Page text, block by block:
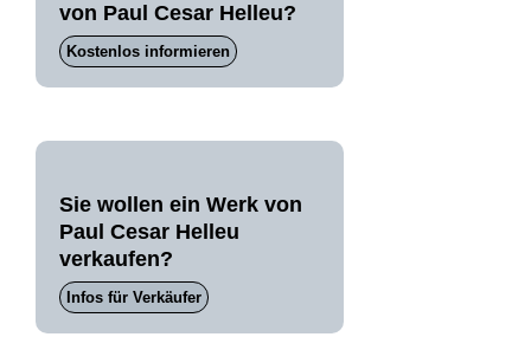
von Paul Cesar Helleu?
Kostenlos informieren
Sie wollen ein Werk von
Paul Cesar Helleu
verkaufen?
Infos für Verkäufer